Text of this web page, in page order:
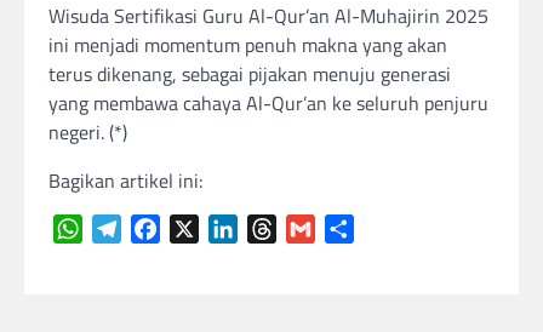
Wisuda Sertifikasi Guru Al-Qur’an Al-Muhajirin 2025
ini menjadi momentum penuh makna yang akan
terus dikenang, sebagai pijakan menuju generasi
yang membawa cahaya Al-Qur’an ke seluruh penjuru
negeri. (*)
Bagikan artikel ini:
WhatsAppTelegramFacebook LinkedInThreads
Gmail